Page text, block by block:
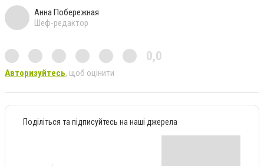
Анна Побережная
Шеф-редактор
0,0
Авторизуйтесь, щоб оцінити
Поділіться та підписуйтесь на наші джерела